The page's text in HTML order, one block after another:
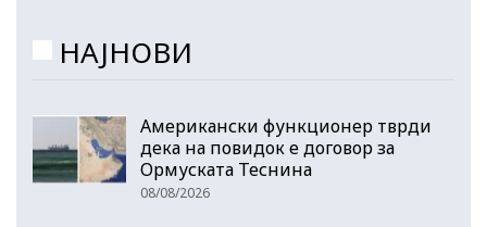
НАЈНОВИ
Американски функционер тврди
дека на повидок е договор за
Ормуската Теснина
08/08/2026